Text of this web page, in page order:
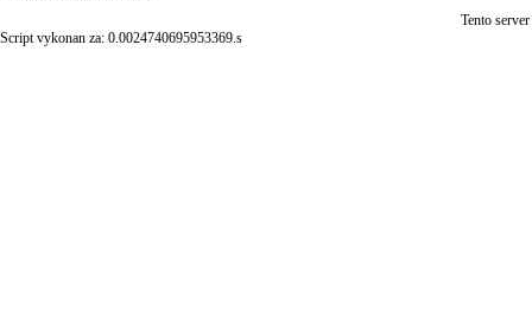
Tento
Script vykonan za: 0.0024740695953369.s